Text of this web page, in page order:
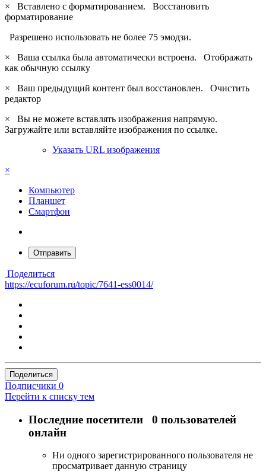
×
Вставлено с форматированием. Восстановить
форматирование
Разрешено использовать не более 75 эмодзи.
×
Ваша ссылка была автоматически встроена. Отображать
как обычную ссылку
×
Ваш предыдущий контент был восстановлен. Очистить
редактор
×
Вы не можете вставлять изображения напрямую.
Загружайте или вставляйте изображения по ссылке.
Указать URL изображения
×
Компьютер
Планшет
Смартфон
Отправить
Поделиться
https://ecuforum.ru/topic/7641-ess0014/
Поделиться
Подписчики 0
Перейти к списку тем
Последние посетители 0 пользователей
онлайн
Ни одного зарегистрированного пользователя не
просматривает данную страницу